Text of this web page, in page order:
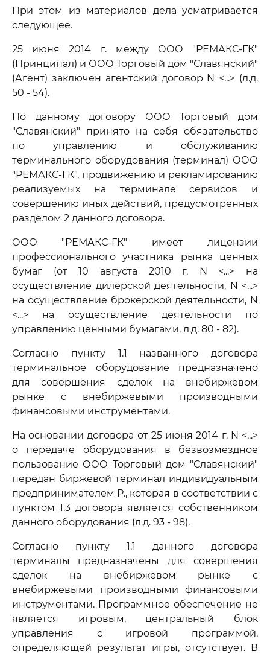
При этом из материалов дела усматривается
следующее.
25 июня 2014 г. между ООО "РЕМАКС-ГК"
(Принципал) и ООО Торговый дом "Славянский"
(Агент) заключен агентский договор N <...> (л.д.
50 - 54).
По данному договору ООО Торговый дом
"Славянский" принято на себя обязательство
по управлению и обслуживанию
терминального оборудования (терминал) ООО
"РЕМАКС-ГК", продвижению и рекламированию
реализуемых на терминале сервисов и
совершению иных действий, предусмотренных
разделом 2 данного договора.
ООО "РЕМАКС-ГК" имеет лицензии
профессионального участника рынка ценных
бумаг (от 10 августа 2010 г. N <...> на
осуществление дилерской деятельности, N <...>
на осуществление брокерской деятельности, N
<...> на осуществление деятельности по
управлению ценными бумагами, л.д. 80 - 82).
Согласно пункту 1.1 названного договора
терминальное оборудование предназначено
для совершения сделок на внебиржевом
рынке с внебиржевыми производными
финансовыми инструментами.
На основании договора от 25 июня 2014 г. N <...>
о передаче оборудования в безвозмездное
пользование ООО Торговый дом "Славянский"
передан биржевой терминал индивидуальным
предпринимателем Р., которая в соответствии с
пунктом 1.3 договора является собственником
данного оборудования (л.д. 93 - 98).
Согласно пункту 1.1 данного договора
терминалы предназначены для совершения
сделок на внебиржевом рынке с
внебиржевыми производными финансовыми
инструментами. Программное обеспечение не
является игровым, центральный блок
управления с игровой программой,
определяющей результат игры, отсутствует. В